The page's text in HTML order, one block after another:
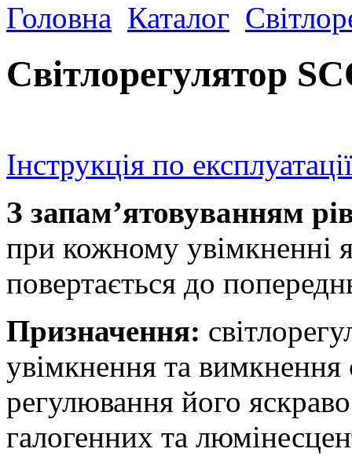
Головна Каталог
Світлорегулятор
Інструкція по експлуатації
З запам’ятовуванням
при кожному увімкненні
повертається до
Призначення:
увімкнення та вимкнення
регулювання його
галогенних та